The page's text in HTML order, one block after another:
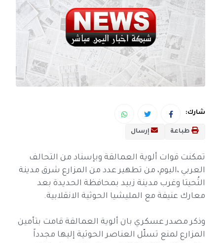
شارك:
طباعة إرسال
تمكنت قوات ألوية العمالقة وبإسناد من التحالف
العربي ،اليوم، من تطهير عدد من المزارع شرق مدينة
التُحيتا وغرب مدينة زبيد بمحافظة الحديدة بعد
معارك عنيفة مع المليشيا الحوثية الانقلابية.
وذكر مصدر عسكري بان ألوية العمالقة قامت بتأمين
المزارع لمنع تسلّل العناصر الحوثية إليها مجدداً